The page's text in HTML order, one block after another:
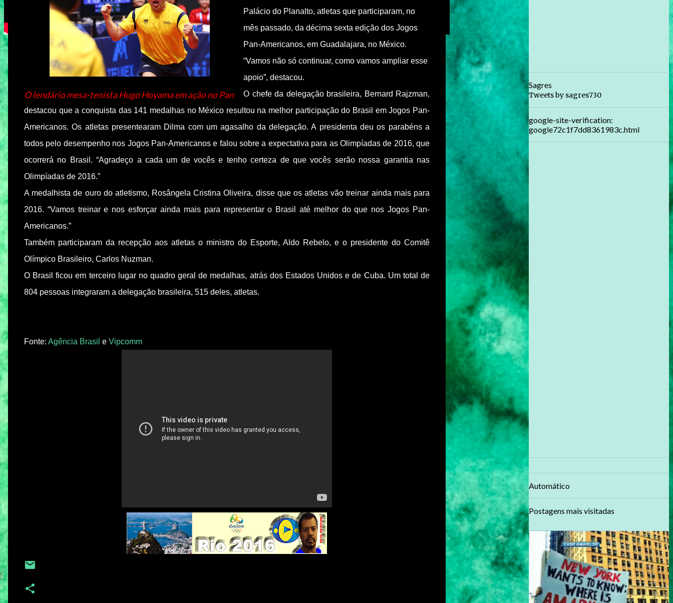
O lendário mesa-tenista Hugo Hoyama em ação no Pan
Palácio do Planalto, atletas que participaram, no
mês passado, da décima sexta edição dos Jogos
Pan-Americanos, em Guadalajara, no México.
“Vamos não só continuar, como vamos ampliar esse
apoio”, destacou.
O chefe da delegação brasileira, Bernard Rajzman,
destacou que a conquista das 141 medalhas no México resultou na melhor participação do Brasil em Jogos Pan-
Americanos. Os atletas presentearam Dilma com um agasalho da delegação. A presidenta deu os parabéns a
todos pelo desempenho nos Jogos Pan-Americanos e falou sobre a expectativa para as Olimpíadas de 2016, que
ocorrerá no Brasil. “Agradeço a cada um de vocês e tenho certeza de que vocês serão nossa garantia nas
Olimpíadas de 2016.”
A medalhista de ouro do atletismo, Rosângela Cristina Oliveira, disse que os atletas vão treinar ainda mais para
2016. “Vamos treinar e nos esforçar ainda mais para representar o Brasil até melhor do que nos Jogos Pan-
Americanos.”
Também participaram da recepção aos atletas o ministro do Esporte, Aldo Rebelo, e o presidente do Comitê
Olímpico Brasileiro, Carlos Nuzman.
O Brasil ficou em terceiro lugar no quadro geral de medalhas, atrás dos Estados Unidos e de Cuba. Um total de
804 pessoas integraram a delegação brasileira, 515 deles, atletas.
Fonte: Agência Brasil e Vipcomm
Sagres
Tweets by sagres730
google-site-verification:
google72c1f7dd8361983c.html
Automático
Postagens mais visitadas